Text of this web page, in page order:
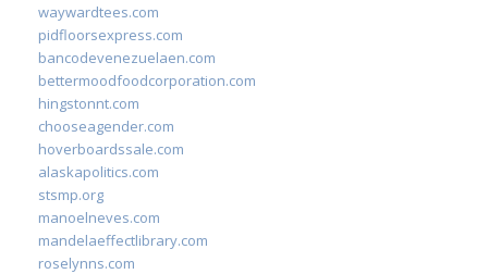
waywardtees.com
pidfloorsexpress.com
bancodevenezuelaen.com
bettermoodfoodcorporation.com
hingstonnt.com
chooseagender.com
hoverboardssale.com
alaskapolitics.com
stsmp.org
manoelneves.com
mandelaeffectlibrary.com
roselynns.com